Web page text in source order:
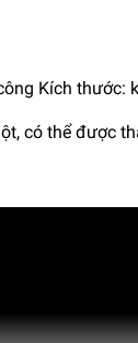
Kích thước:
có thể được